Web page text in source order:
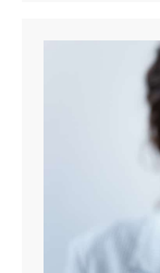
distance-